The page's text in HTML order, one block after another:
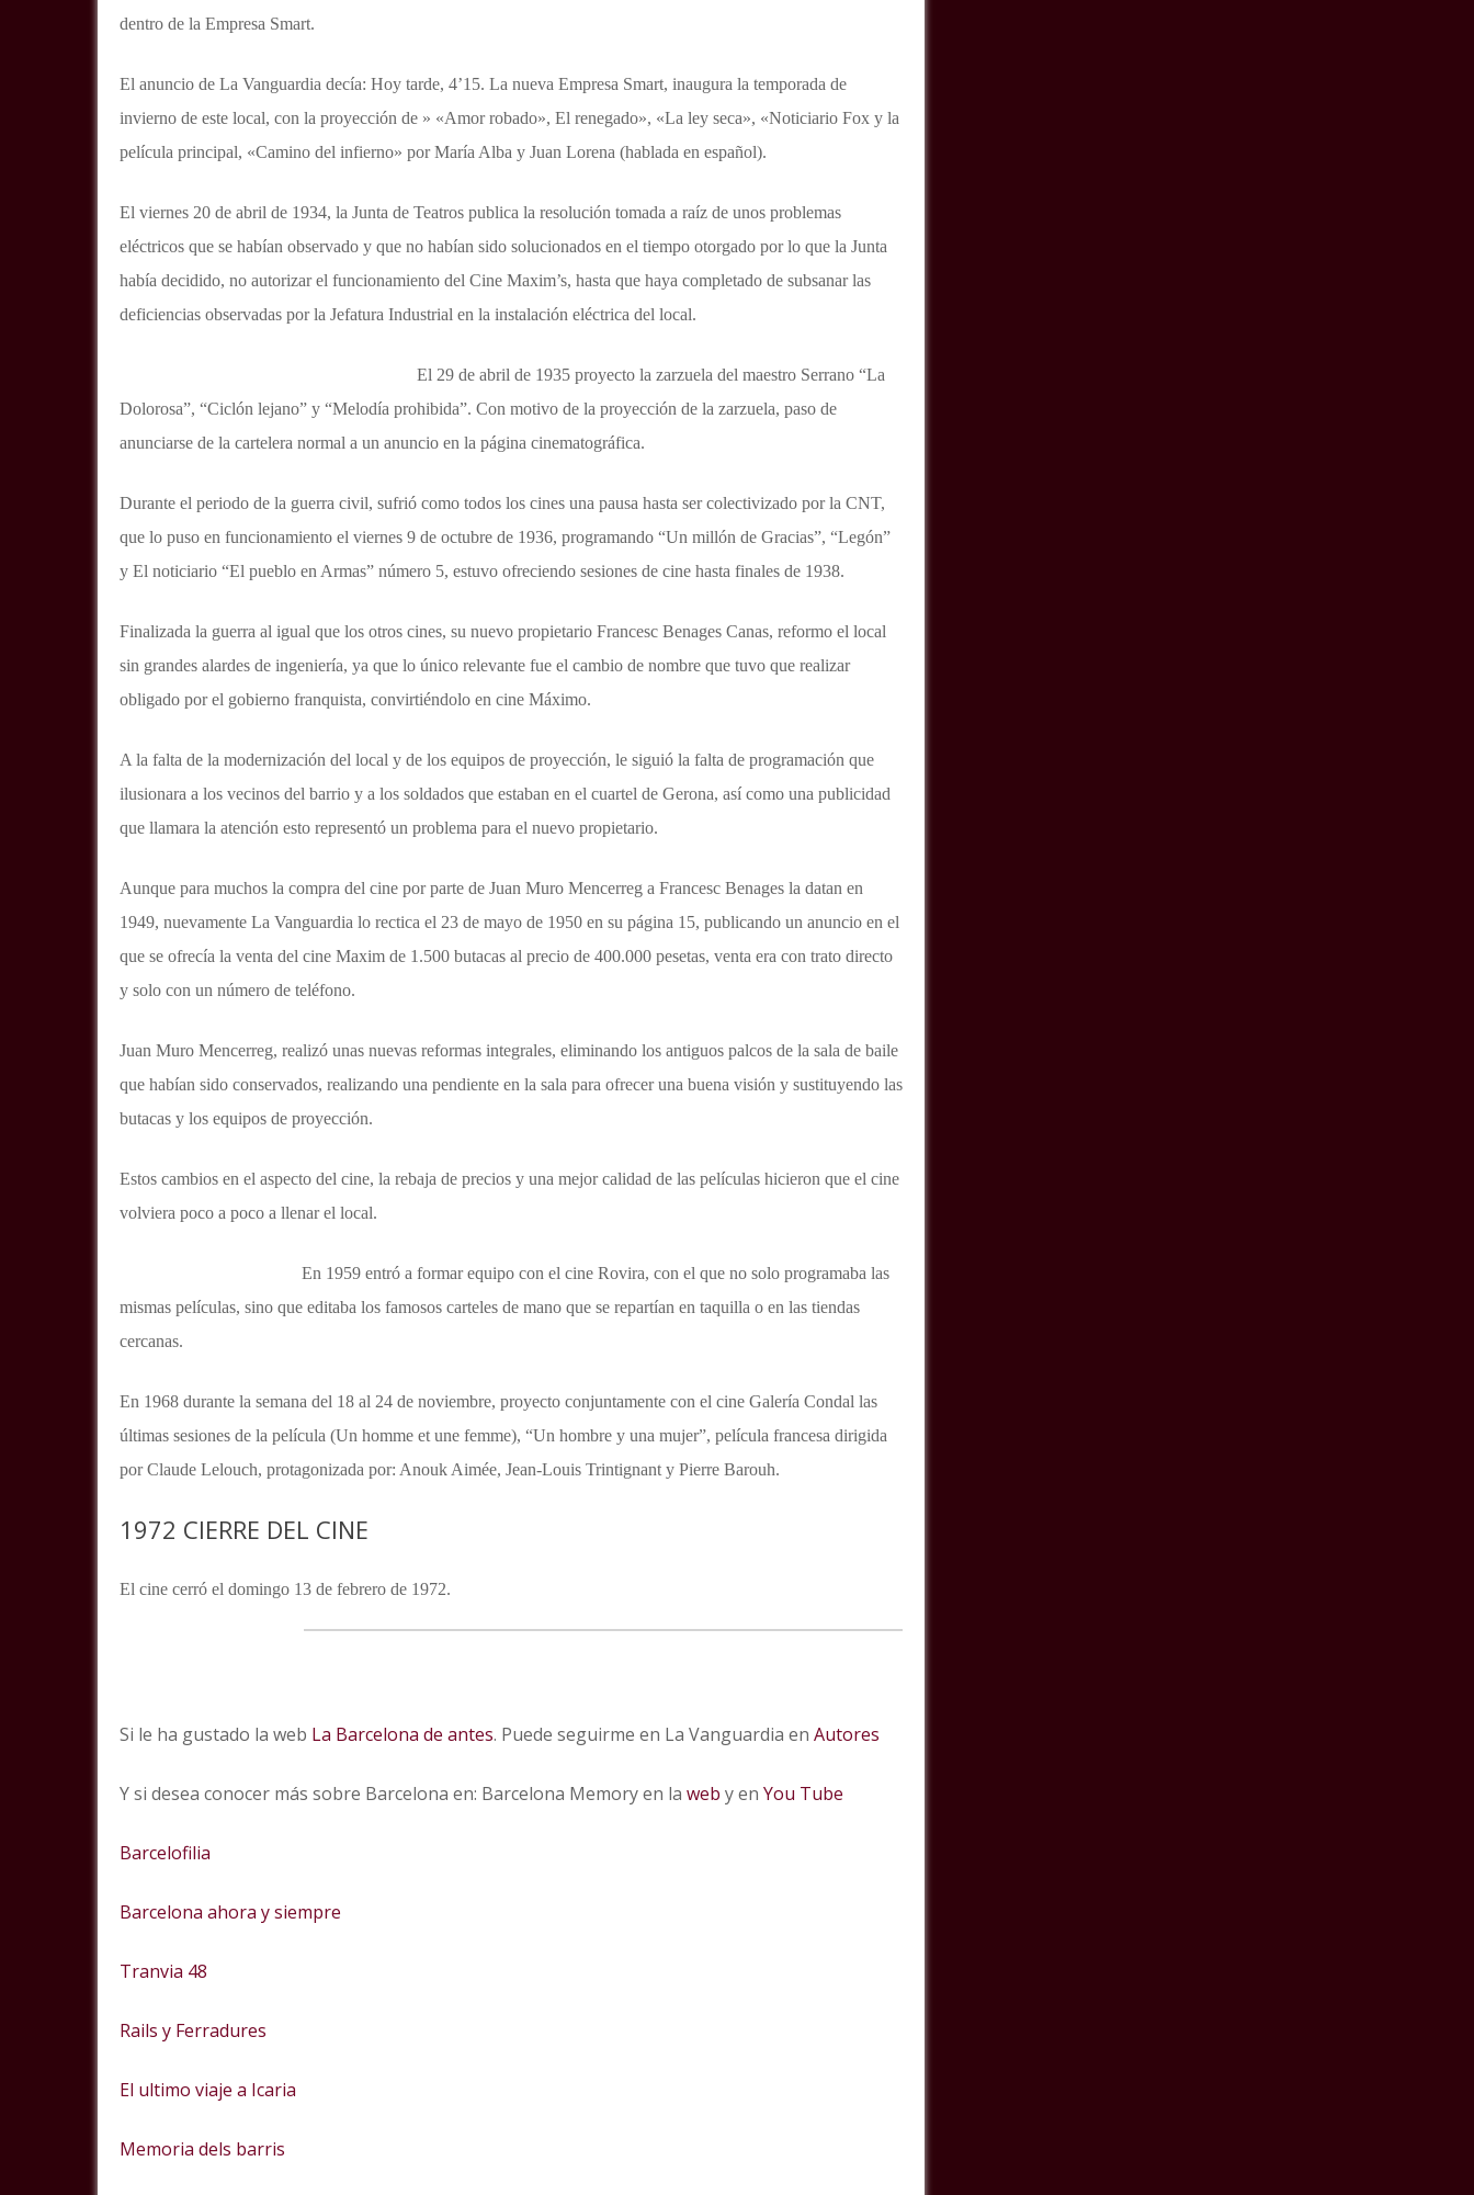
dentro de la Empresa Smart.
El anuncio de La Vanguardia decía: Hoy tarde, 4’15. La nueva Empresa Smart, inaugura la temporada de
invierno de este local, con la proyección de » «Amor robado», El renegado», «La ley seca», «Noticiario Fox y la
película principal, «Camino del infierno» por María Alba y Juan Lorena (hablada en español).
El viernes 20 de abril de 1934, la Junta de Teatros publica la resolución tomada a raíz de unos problemas
eléctricos que se habían observado y que no habían sido solucionados en el tiempo otorgado por lo que la Junta
había decidido, no autorizar el funcionamiento del Cine Maxim’s, hasta que haya completado de subsanar las
deficiencias observadas por la Jefatura Industrial en la instalación eléctrica del local.
El 29 de abril de 1935 proyecto la zarzuela del maestro Serrano “La
Dolorosa”, “Ciclón lejano” y “Melodía prohibida”. Con motivo de la proyección de la zarzuela, paso de
anunciarse de la cartelera normal a un anuncio en la página cinematográfica.
Durante el periodo de la guerra civil, sufrió como todos los cines una pausa hasta ser colectivizado por la CNT,
que lo puso en funcionamiento el viernes 9 de octubre de 1936, programando “Un millón de Gracias”, “Legón”
y El noticiario “El pueblo en Armas” número 5, estuvo ofreciendo sesiones de cine hasta finales de 1938.
Finalizada la guerra al igual que los otros cines, su nuevo propietario Francesc Benages Canas, reformo el local
sin grandes alardes de ingeniería, ya que lo único relevante fue el cambio de nombre que tuvo que realizar
obligado por el gobierno franquista, convirtiéndolo en cine Máximo.
A la falta de la modernización del local y de los equipos de proyección, le siguió la falta de programación que
ilusionara a los vecinos del barrio y a los soldados que estaban en el cuartel de Gerona, así como una publicidad
que llamara la atención esto representó un problema para el nuevo propietario.
Aunque para muchos la compra del cine por parte de Juan Muro Mencerreg a Francesc Benages la datan en
1949, nuevamente La Vanguardia lo rectica el 23 de mayo de 1950 en su página 15, publicando un anuncio en el
que se ofrecía la venta del cine Maxim de 1.500 butacas al precio de 400.000 pesetas, venta era con trato directo
y solo con un número de teléfono.
Juan Muro Mencerreg, realizó unas nuevas reformas integrales, eliminando los antiguos palcos de la sala de baile
que habían sido conservados, realizando una pendiente en la sala para ofrecer una buena visión y sustituyendo las
butacas y los equipos de proyección.
Estos cambios en el aspecto del cine, la rebaja de precios y una mejor calidad de las películas hicieron que el cine
volviera poco a poco a llenar el local.
En 1959 entró a formar equipo con el cine Rovira, con el que no solo programaba las
mismas películas, sino que editaba los famosos carteles de mano que se repartían en taquilla o en las tiendas
cercanas.
En 1968 durante la semana del 18 al 24 de noviembre, proyecto conjuntamente con el cine Galería Condal las
últimas sesiones de la película (Un homme et une femme), “Un hombre y una mujer”, película francesa dirigida
por Claude Lelouch, protagonizada por: Anouk Aimée, Jean-Louis Trintignant y Pierre Barouh.
1972 CIERRE DEL CINE
El cine cerró el domingo 13 de febrero de 1972.
Si le ha gustado la web La Barcelona de antes. Puede seguirme en La Vanguardia en Autores
Y si desea conocer más sobre Barcelona en: Barcelona Memory en la web y en You Tube
Barcelofilia
Barcelona ahora y siempre
Tranvia 48
Rails y Ferradures
El ultimo viaje a Icaria
Memoria dels barris